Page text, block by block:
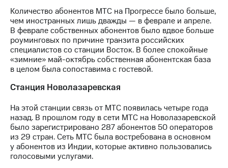
Количество абонентов МТС на Прогрессе было больше,
чем иностранных лишь дважды — в феврале и апреле.
В феврале собственных абонентов было вдвое больше
роуминговых по причине транзита российских
специалистов со станции Восток. В более спокойные
«зимние» май-октябрь собственная абонентская база
в целом была сопоставима с гостевой.
Станция Новолазаревская
На этой станции связь от МТС появилась четыре года
назад. В прошлом году в сети МТС на Новолазаревской
было зарегистрировано 287 абонентов 50 операторов
из 29 стран. Сеть МТС была востребована в основном
у абонентов из Индии, которые активно пользовались
голосовыми услугами.